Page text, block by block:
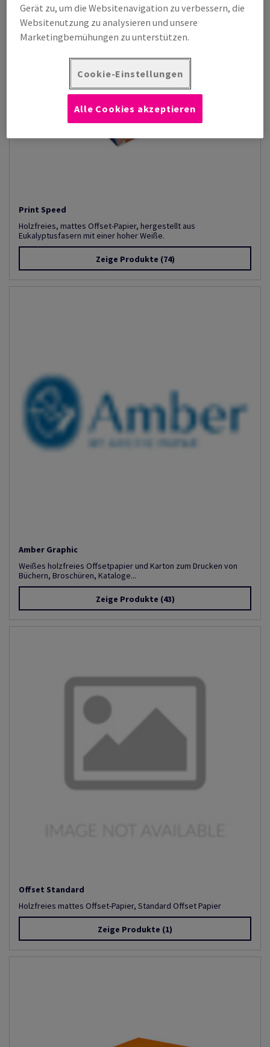
Print Speed
Holzfreies, mattes Offset-Papier, hergestellt aus
Eukalyptusfasern mit einer hoher Weiße.
Zeige Produkte (74)
Amber Graphic
Weißes holzfreies Offsetpapier und Karton zum Drucken von
Büchern, Broschüren, Kataloge...
Zeige Produkte (43)
Offset Standard
Holzfreies mattes Offset-Papier, Standard Offset Papier
Zeige Produkte (1)
Gerät zu, um die Websitenavigation zu verbessern, die
Websitenutzung zu analysieren und unsere
Marketingbemühungen zu unterstützen.
Cookie-Einstellungen
Alle Cookies akzeptieren